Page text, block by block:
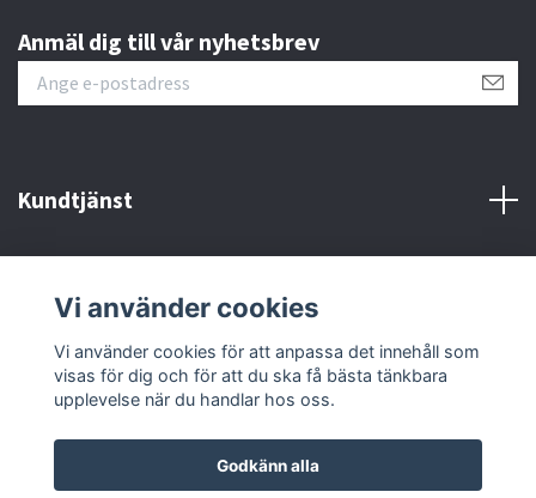
Anmäl dig till vår nyhetsbrev
Kundtjänst
Sociala medier
Vi använder cookies
Vi använder cookies för att anpassa det innehåll som
visas för dig och för att du ska få bästa tänkbara
upplevelse när du handlar hos oss.
Godkänn alla